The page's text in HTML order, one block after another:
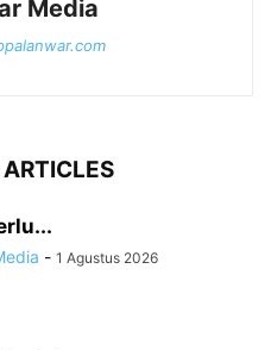
Media
- 1 Agustus 2026